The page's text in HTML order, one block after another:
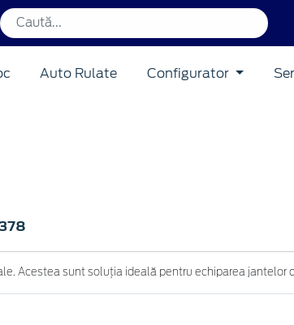
Auto Rulate Configurator
Acestea sunt soluția ideală pentru echiparea jantelor